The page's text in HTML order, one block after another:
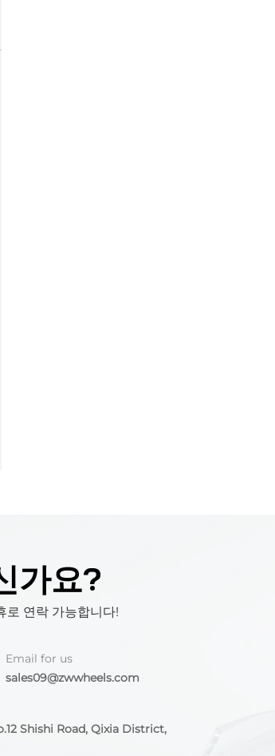
가요?
로 연락 가능합니다!
Email for us
sales09@zwwheels.com
Shishi Road, Qixia District,